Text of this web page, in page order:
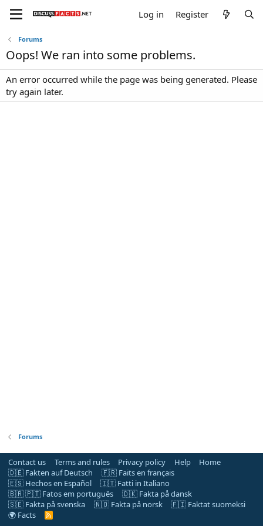
Log in Register
Forums
Oops! We ran into some problems.
An error occurred while the page was being generated. Please
try again later.
Forums
Contact us Terms and rules Privacy policy Help
Home
🇩🇪 Fakten auf Deutsch
🇫🇷 Faits en français
🇪🇸 Hechos en Español
🇮🇹 Fatti in Italiano
🇧🇷 🇵🇹 Fatos em português
🇩🇰 Fakta på dansk
🇸🇪 Fakta på svenska
🇳🇴 Fakta på norsk
🇫🇮 Faktat suomeksi
🌍 Facts
R